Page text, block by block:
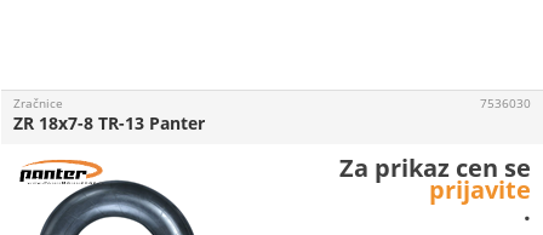
Zračnice
ZR 18x7-8 TR-13 Panter
7536030
Za prikaz cen se
prijavite
.